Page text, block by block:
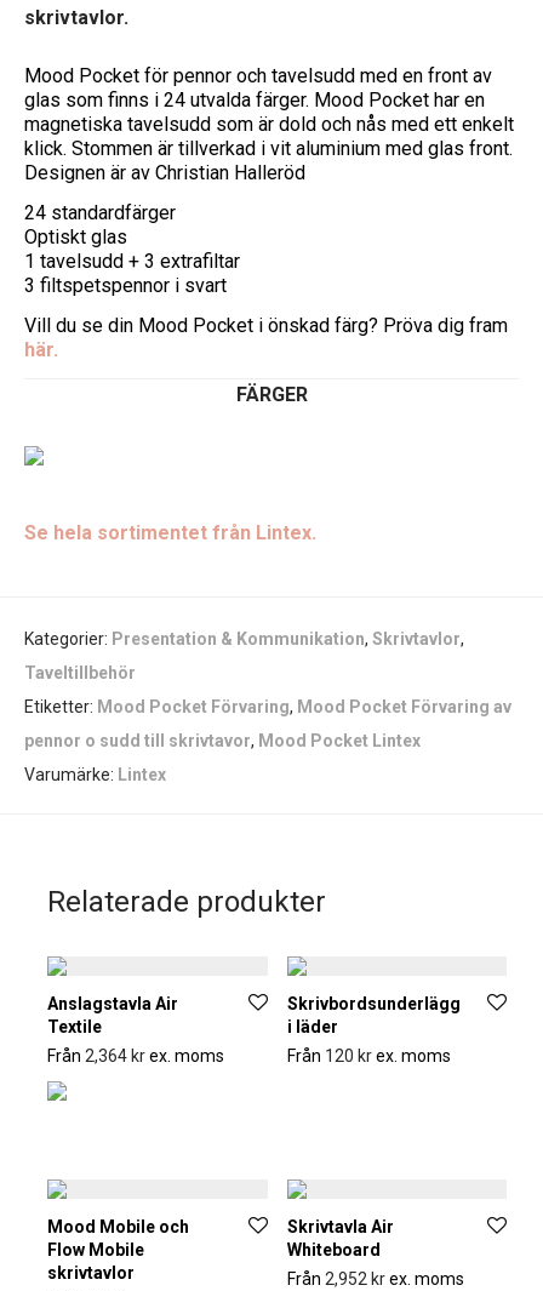
skrivtavlor.
Mood Pocket för pennor och tavelsudd med en front av
glas som finns i 24 utvalda färger. Mood Pocket har en
magnetiska tavelsudd som är dold och nås med ett enkelt
klick. Stommen är tillverkad i vit aluminium med glas front.
Designen är av Christian Halleröd
24 standardfärger
Optiskt glas
1 tavelsudd + 3 extrafiltar
3 filtspetspennor i svart
Vill du se din Mood Pocket i önskad färg? Pröva dig fram
här.
FÄRGER
Se hela sortimentet från Lintex.
Kategorier: Presentation & Kommunikation, Skrivtavlor,
Taveltillbehör
Etiketter: Mood Pocket Förvaring, Mood Pocket Förvaring av
pennor o sudd till skrivtavor, Mood Pocket Lintex
Varumärke: Lintex
Relaterade produkter
Anslagstavla Air
Textile
Från 2,364 krex. moms
Skrivbordsunderlägg
i läder
Från 120 krex. moms
Mood Mobile och
Flow Mobile
skrivtavlor
Skrivtavla Air
Whiteboard
Från 2,952 krex. moms